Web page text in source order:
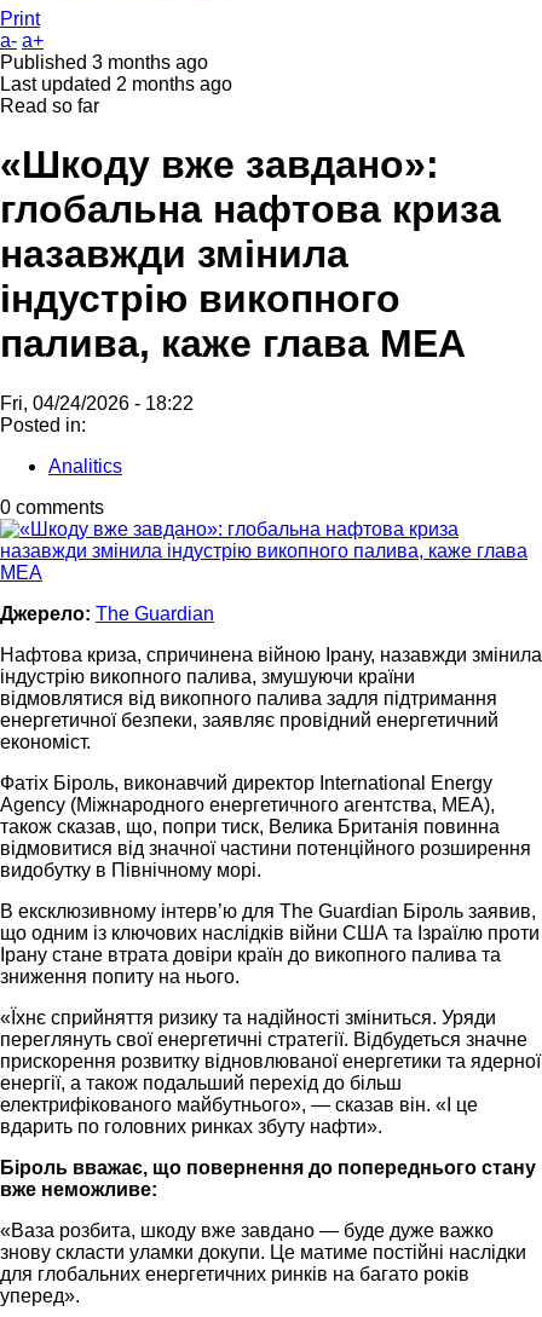
Print
a- a+
Published 3 months ago
Last updated 2 months ago
Read so far
«Шкоду вже завдано»:
глобальна нафтова криза
назавжди змінила
індустрію викопного
палива, каже глава МЕА
Fri, 04/24/2026 - 18:22
Posted in:
Analitics
0 comments
Джерело: The Guardian
Нафтова криза, спричинена війною Ірану, назавжди змінила
індустрію викопного палива, змушуючи країни
відмовлятися від викопного палива задля підтримання
енергетичної безпеки, заявляє провідний енергетичний
економіст.
Фатіх Біроль, виконавчий директор International Energy
Agency (Міжнародного енергетичного агентства, МЕА),
також сказав, що, попри тиск, Велика Британія повинна
відмовитися від значної частини потенційного розширення
видобутку в Північному морі.
В ексклюзивному інтерв’ю для The Guardian Біроль заявив,
що одним із ключових наслідків війни США та Ізраїлю проти
Ірану стане втрата довіри країн до викопного палива та
зниження попиту на нього.
«Їхнє сприйняття ризику та надійності зміниться. Уряди
переглянуть свої енергетичні стратегії. Відбудеться значне
прискорення розвитку відновлюваної енергетики та ядерної
енергії, а також подальший перехід до більш
електрифікованого майбутнього», — сказав він. «І це
вдарить по головних ринках збуту нафти».
Біроль вважає, що повернення до попереднього стану
вже неможливе:
«Ваза розбита, шкоду вже завдано — буде дуже важко
знову скласти уламки докупи. Це матиме постійні наслідки
для глобальних енергетичних ринків на багато років
уперед».